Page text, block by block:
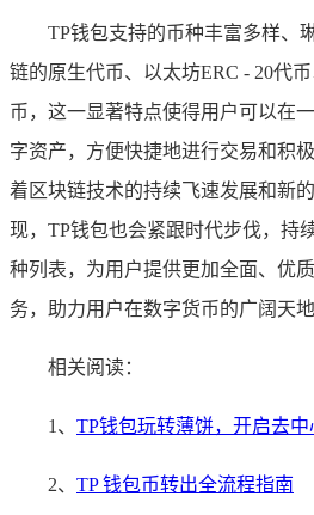
TP钱包支持的币种丰富多样、
链的原生代币、以太坊ERC - 20代
币，这一显著特点使得用户可以在
字资产，方便快捷地进行交易和积
着区块链技术的持续飞速发展和新
现，TP钱包也会紧跟时代步伐，持
种列表，为用户提供更加全面、优
务，助力用户在数字货币的广阔天地
相关阅读：
1、 TP钱包玩转薄饼，开启去
2、 TP 钱包币转出全流程指南